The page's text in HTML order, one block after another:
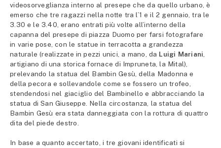
videosorveglianza interno al presepe che da quello urbano, è
emerso che tre ragazzi nella notte tra l’1 e il 2 gennaio, tra le
3.30 e le 3.40, erano entrati più volte all’interno della
capanna del presepe di piazza Duomo per farsi fotografare
in varie pose, con le statue in terracotta a grandezza
naturale (realizzate in pezzi unici, a mano, da Luigi Mariani
artigiano di una storica fornace di Impruneta, la Mital),
prelevando la statua del Bambin Gesù, della Madonna e
della pecora e sollevandole come se fossero un trofeo,
stendendosi nel giaciglio del Bambinello e abbracciando la
statua di San Giuseppe. Nella circostanza, la statua del
Bambin Gesù era stata danneggiata con la rottura di quattro
dita del piede destro.
In base a quanto accertato, i tre giovani identificati si